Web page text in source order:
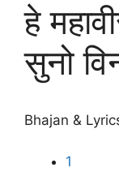
हे
सुनो
Bhajan &
1